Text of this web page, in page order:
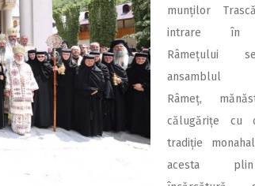
munților
intrare în
Râmețului
ansamblul
Râmeț,
călugărițe cu
tradiție
acesta